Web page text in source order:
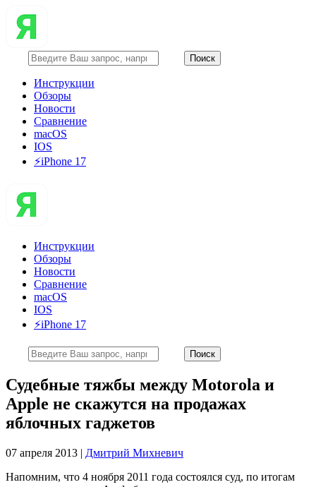
Инструкции
Обзоры
Новости
Сравнение
macOS
IOS
⚡️iPhone 17
Инструкции
Обзоры
Новости
Сравнение
macOS
IOS
⚡️iPhone 17
Судебные тяжбы между Motorola и
Apple не скажутся на продажах
яблочных гаджетов
07 апреля 2013 | Дмитрий Михневич
Напомним, что 4 ноября 2011 года состоялся суд, по итогам